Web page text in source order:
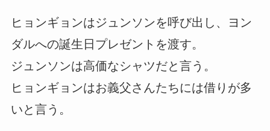
ヒョンギョンはジュンソンを呼び出し、ヨン
ダルへの誕生日プレゼントを渡す。
ジュンソンは高価なシャツだと言う。
ヒョンギョンはお義父さんたちには借りが多
いと言う。